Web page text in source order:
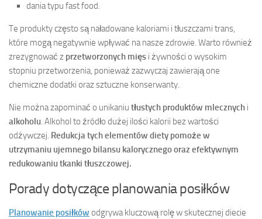
dania typu fast food.
Te produkty często są naładowane kaloriami i tłuszczami trans,
które mogą negatywnie wpływać na nasze zdrowie. Warto również
zrezygnować z przetworzonych mięs i żywności o wysokim
stopniu przetworzenia, ponieważ zazwyczaj zawierają one
chemiczne dodatki oraz sztuczne konserwanty.
Nie można zapominać o unikaniu tłustych produktów mlecznych i
alkoholu. Alkohol to źródło dużej ilości kalorii bez wartości
odżywczej. Redukcja tych elementów diety pomoże w
utrzymaniu ujemnego bilansu kalorycznego oraz efektywnym
redukowaniu tkanki tłuszczowej.
Porady dotyczące planowania posiłków
Planowanie posiłków odgrywa kluczową rolę w skutecznej diecie